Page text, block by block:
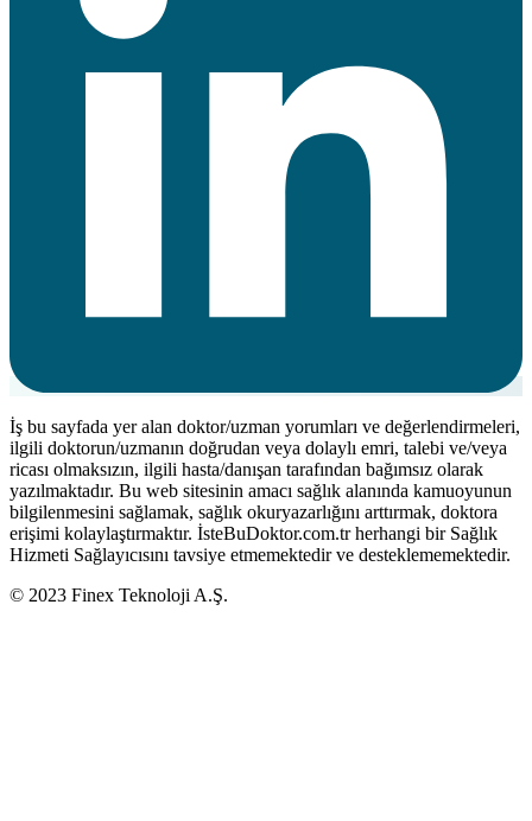
İş bu sayfada yer alan doktor/uzman yorumları ve değerlendirmeleri,
ilgili doktorun/uzmanın doğrudan veya dolaylı emri, talebi ve/veya
ricası olmaksızın, ilgili hasta/danışan tarafından bağımsız olarak
yazılmaktadır. Bu web sitesinin amacı sağlık alanında kamuoyunun
bilgilenmesini sağlamak, sağlık okuryazarlığını arttırmak, doktora
erişimi kolaylaştırmaktır. İsteBuDoktor.com.tr herhangi bir Sağlık
Hizmeti Sağlayıcısını tavsiye etmemektedir ve desteklememektedir.
© 2023 Finex Teknoloji A.Ş.